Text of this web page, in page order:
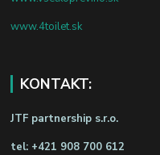
www.4toilet.sk
KONTAKT:
JTF partnership s.r.o.
tel: +421 908 700 612